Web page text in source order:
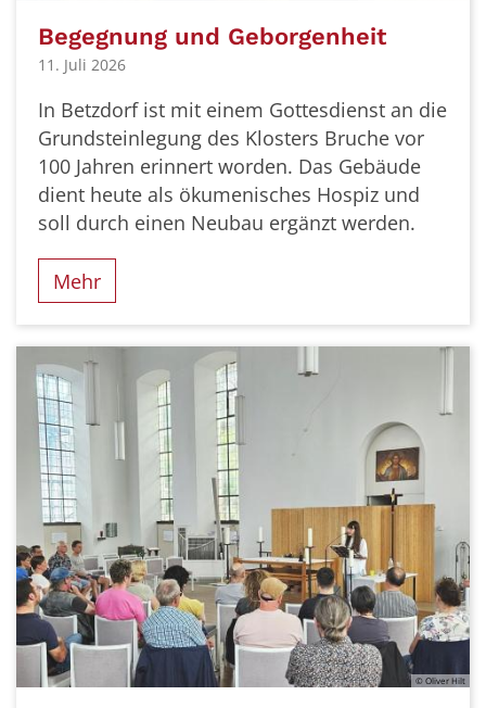
Begegnung und Geborgenheit
11. Juli 2026
In Betzdorf ist mit einem Gottesdienst an die
Grundsteinlegung des Klosters Bruche vor
100 Jahren erinnert worden. Das Gebäude
dient heute als ökumenisches Hospiz und
soll durch einen Neubau ergänzt werden.
Mehr
© Oliver Hilt